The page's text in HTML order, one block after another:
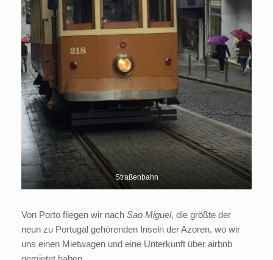
Straßenbahn
Von Porto fliegen wir nach Sao Miguel, die größte der
neun zu Portugal gehörenden Inseln der Azoren, wo wir
uns einen Mietwagen und eine Unterkunft über airbnb